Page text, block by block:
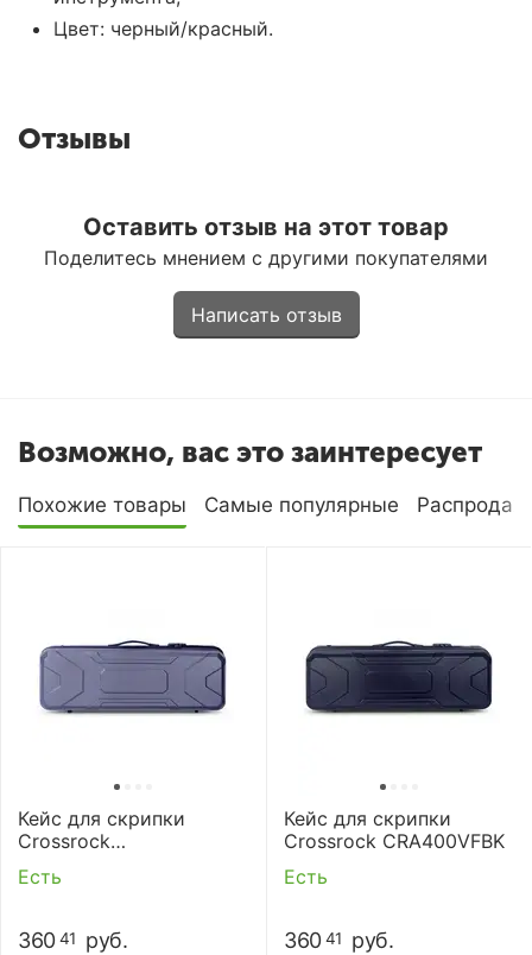
Цвет: черный/красный.
Отзывы
Оставить отзыв на этот товар
Поделитесь мнением с другими покупателями
Написать отзыв
Возможно, вас это заинтересует
Похожие товары Самые популярные
Кейс для скрипки
Crossrock
CRA400OVFGR
Есть
360 41 руб.
Кейс для скрипки
Crossrock CRA400VFBK
Есть
360 41 руб.